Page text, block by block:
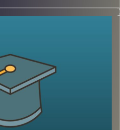
בטן גב מול הים, ישיבה
ולגרום למחשבות שלנו
ד"ר נועה אלבלדה
יציאה לטבע לבין פעילות
התובנות הללו מיושמות
AudioVersity